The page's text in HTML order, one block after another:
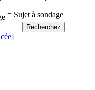
= Sujet à sondage
]